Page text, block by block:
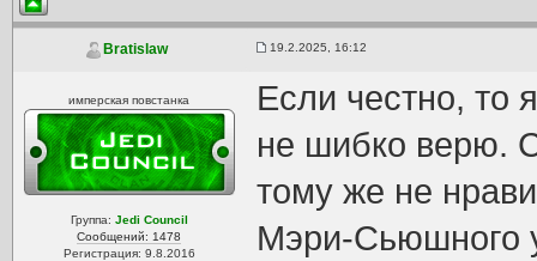
Bratislaw 19.2.2025, 16:12
имперская повстанка
Группа: Jedi Council
Сообщений: 1478
Регистрация: 9.8.2016
Если честно, то
не шибко верю.
тому же не
Мэри-Сьюшного